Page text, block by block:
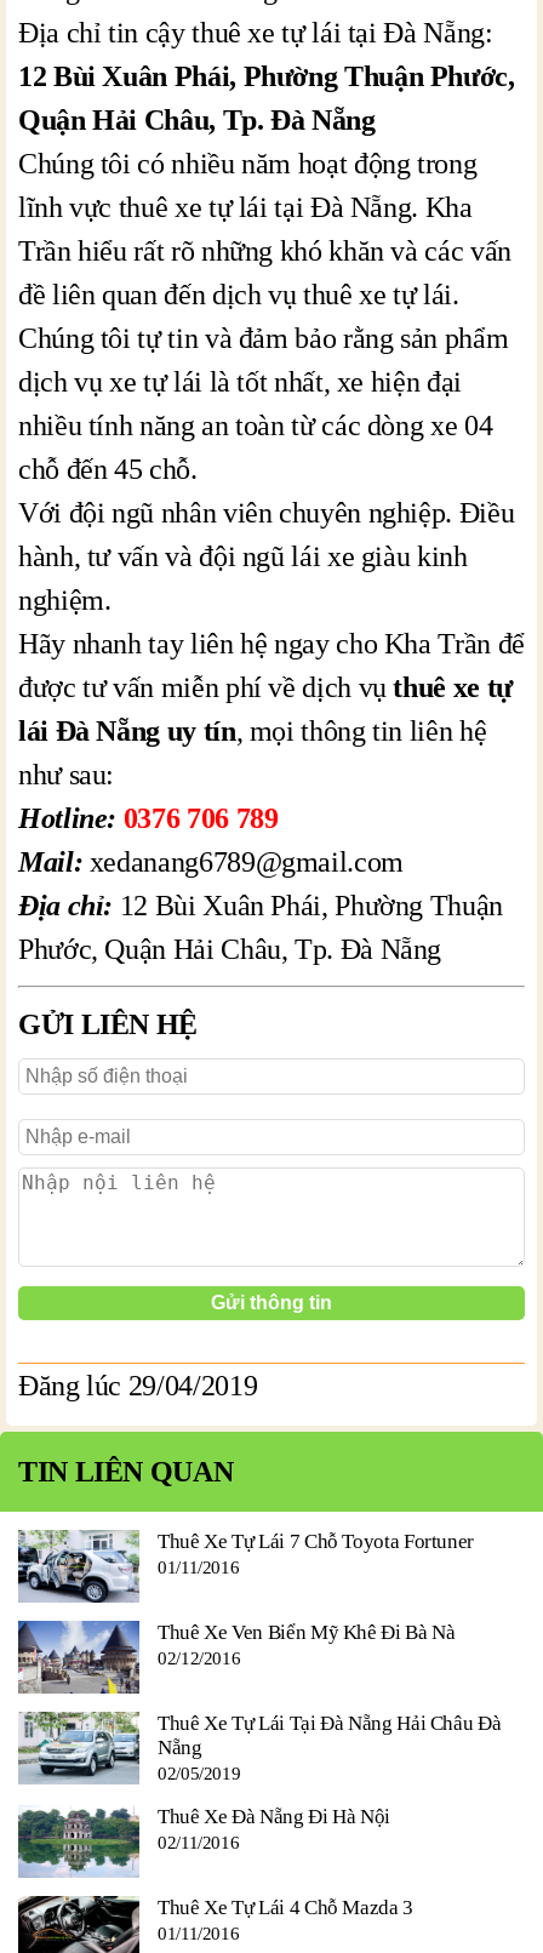
Địa chỉ tin cậy thuê xe tự lái tại Đà Nẵng:
12 Bùi Xuân Phái, Phường Thuận Phước,
Quận Hải Châu, Tp. Đà Nẵng
Chúng tôi có nhiều năm hoạt động trong
lĩnh vực thuê xe tự lái tại Đà Nẵng. Kha
Trần hiểu rất rõ những khó khăn và các vấn
đề liên quan đến dịch vụ thuê xe tự lái.
Chúng tôi tự tin và đảm bảo rằng sản phẩm
dịch vụ xe tự lái là tốt nhất, xe hiện đại
nhiều tính năng an toàn từ các dòng xe 04
chỗ đến 45 chỗ.
Với đội ngũ nhân viên chuyên nghiệp. Điều
hành, tư vấn và đội ngũ lái xe giàu kinh
nghiệm.
Hãy nhanh tay liên hệ ngay cho Kha Trần để
được tư vấn miễn phí về dịch vụthuê xe tự
lái Đà Nẵng uy tín, mọi thông tin liên hệ
như sau:
Hotline: 0376 706 789
Mail: xedanang6789@gmail.com
Địa chỉ: 12 Bùi Xuân Phái, Phường Thuận
Phước, Quận Hải Châu, Tp. Đà Nẵng
GỬI LIÊN HỆ
Đăng lúc 29/04/2019
TIN LIÊN QUAN
Thuê Xe Tự Lái 7 Chỗ Toyota Fortuner
01/11/2016
Thuê Xe Ven Biển Mỹ Khê Đi Bà Nà
02/12/2016
Thuê Xe Tự Lái Tại Đà Nẵng Hải Châu Đà
Nẵng
02/05/2019
Thuê Xe Đà Nẵng Đi Hà Nội
02/11/2016
Thuê Xe Tự Lái 4 Chỗ Mazda 3
01/11/2016